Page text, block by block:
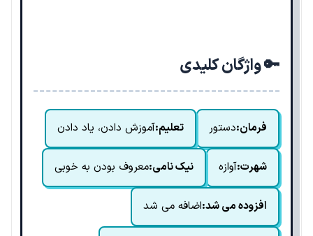
🔑 واژگان کلیدی
فرمان:دستور تعلیم:آموزش دادن، یاد دادن
شهرت:آوازه نیک نامی:معروف بودن به خوبی
افزوده می شد:اضافه می شد